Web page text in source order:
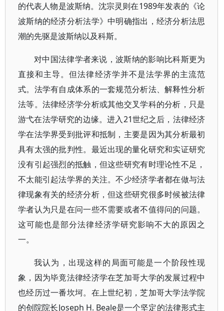
的代表人物是波斯纳。沈宗灵则在1989年发表的《论
波斯纳的经济分析法学》中明确指出，经济分析法思
潮的先驱是波斯纳以及科斯。
对中国法律学者来说，波斯纳的影响比科斯更为
直接和主导。但法律经济学并不是法学界的主流范
式。法学有自成体系的一套规范分析法、解释性分析
法等。法律经济学分析或其他交叉学科的分析，只是
游弋在法学研究的边缘。进入21世纪之后，法律经济
学在法学界受到批评和抵制，主要是因为其分析最初
具有太强的批判性。最近出现的量化研究和实证研究
没有引起强烈的抵触，但这些研究有时理论性不足，
不太能引起法学界的关注。不少经济学者都在做与法
律现象有关的经济分析，但这些研究很多时候被法律
学者认为只是在问一些不需要或者不值得问的问题。
这可能也是部分法律经济学研究影响不大的原因之
一。
我认为，出现这样的局面可能是一个阶段性现
象，因为毕竟法律经济学在芝加哥大学的发展过程中
也经历过一番坎坷。在上世纪初，芝加哥大学法学院
的创院院长Joseph H. Beale是一个坚定的法律形式主